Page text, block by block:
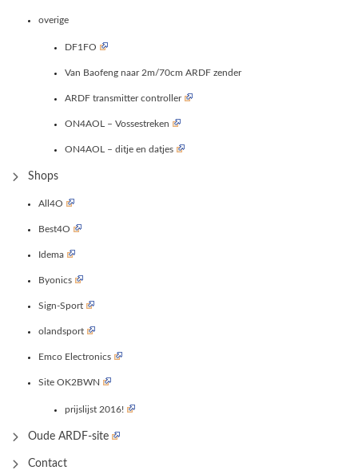
overige
DF1FO
Van Baofeng naar 2m/70cm ARDF zender
ARDF transmitter controller
ON4AOL – Vossestreken
ON4AOL – ditje en datjes
Shops
All4O
Best4O
Idema
Byonics
Sign-Sport
olandsport
Emco Electronics
Site OK2BWN
prijslijst 2016!
Oude ARDF-site
Contact